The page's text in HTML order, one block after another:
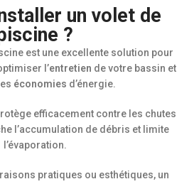
un volet de
?
est une excellente solution pour
l’entretien de votre bassin et
économies d’énergie.
efficacement contre les chutes
l’accumulation de débris et limite
l’évaporation.
pratiques ou esthétiques, un